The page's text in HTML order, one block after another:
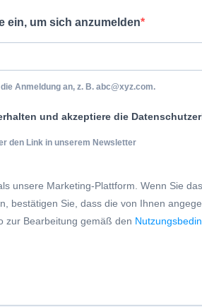
ein, um sich anzumelden
Anmeldung an, z. B. abc@xyz.com.
und akzeptiere die
den Link in unserem Newsletter
unsere Marketing-Plattform. Wenn Sie
bestätigen Sie, dass die von Ihnen
zur Bearbeitung gemäß den